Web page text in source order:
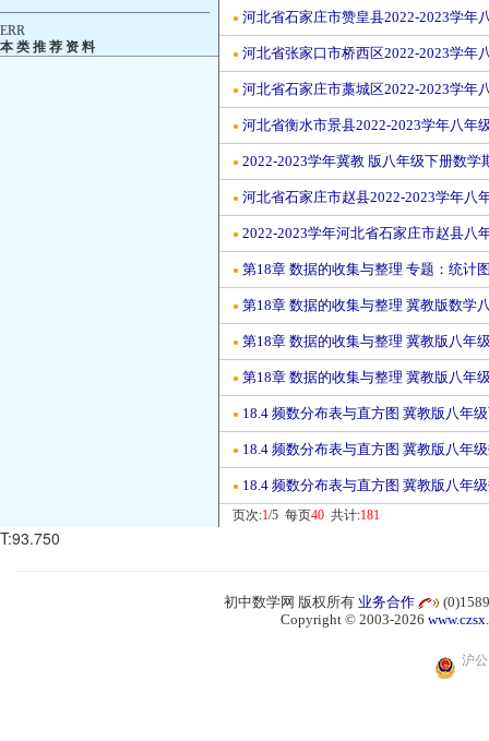
————————————————
ERR
本 类 推 荐 资 料
● 河北省石家庄市赞皇县2022-2023学年
● 河北省张家口市桥西区2022-2023学年
● 河北省石家庄市藁城区2022-2023学年
● 河北省衡水市景县2022-2023学年八年
● 2022-2023学年冀教 版八年级下册数学
● 河北省石家庄市赵县2022-2023学年八
● 2022-2023学年河北省石家庄市赵县八
● 第18章 数据的收集与整理 专题：统计
● 第18章 数据的收集与整理 冀教版数学
● 第18章 数据的收集与整理 冀教版八年
● 第18章 数据的收集与整理 冀教版八年
● 18.4 频数分布表与直方图 冀教版八年
● 18.4 频数分布表与直方图 冀教版八年
● 18.4 频数分布表与直方图 冀教版八年
页次:1/5 每页40 共计:181
T:93.750
初中数学网 版权所有 业务合作
Copyright © 2003-2026
沪公